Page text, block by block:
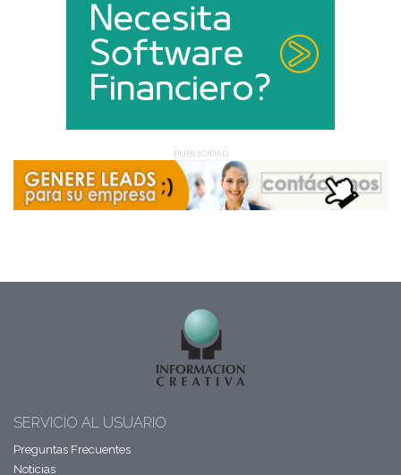
PUBLICIDAD
SERVICIO AL USUARIO
Preguntas Frecuentes
Noticias